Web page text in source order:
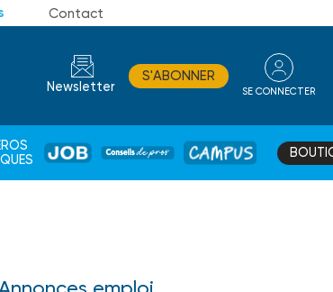
Contact
Newsletter
S'ABONNER
SE CONNECTER
JOB
DE
CAMPUS